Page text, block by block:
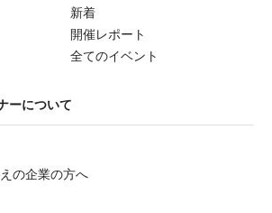
新着
開催レポート
全てのイベント
ーについて
の企業の方へ